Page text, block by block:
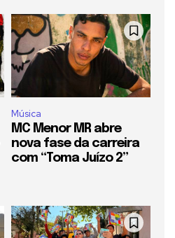
Música
MC Menor MR abre
nova fase da carreira
com “Toma Juízo 2”